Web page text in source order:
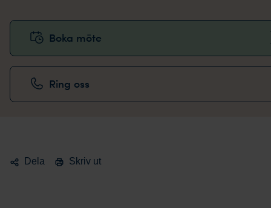
Boka möte
Ring oss
Dela Skriv ut